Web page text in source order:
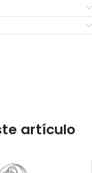
artículo